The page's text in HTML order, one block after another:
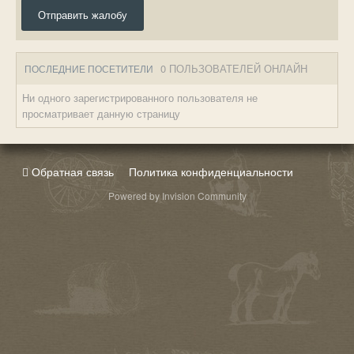
Отправить жалобу
ПОСЛЕДНИЕ ПОСЕТИТЕЛИ 0 ПОЛЬЗОВАТЕЛЕЙ ОНЛАЙН
Ни одного зарегистрированного пользователя не
просматривает данную страницу
Обратная связь Политика конфиденциальности
Powered by Invision Community